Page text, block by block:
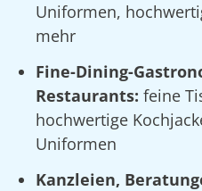
Uniformen,
mehr
Fine-Dining-
Restaurants: feine
hochwertige
Uniformen
Kanzleien,